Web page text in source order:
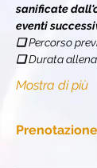
sanificate
eventi
❏ Percorso
❏ Durata
Mostra di più
Prenotazione